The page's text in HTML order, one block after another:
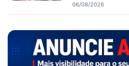
06/08/2026